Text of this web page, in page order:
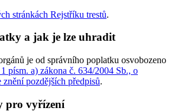
stránkách Rejstříku trestů.
a jak je lze uhradit
je od správního poplatku osvobozeno
písm. a) zákona č. 634/2004 Sb., o
pozdějších předpisů.
pro vyřízení